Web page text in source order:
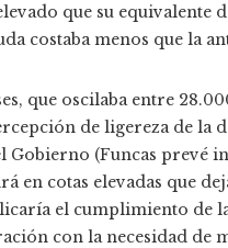
que su
costaba menos que la
que oscilaba entre
de ligereza de la
Gobierno (Funcas prevé
en cotas elevadas que
el cumplimiento de
con la necesidad de